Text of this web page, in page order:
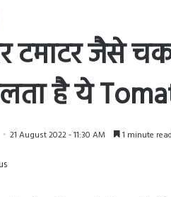
टमाटर जैसे
है ये
21 August 2022 - 11:30 AM 1 minute read